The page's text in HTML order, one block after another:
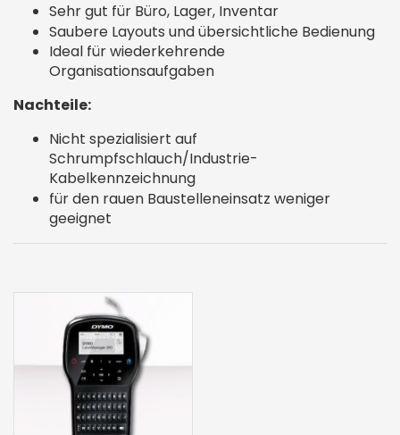
Sehr gut für Büro, Lager, Inventar
Saubere Layouts und übersichtliche Bedienung
Ideal für wiederkehrende
Organisationsaufgaben
Nachteile:
Nicht spezialisiert auf
Schrumpfschlauch/Industrie-
Kabelkennzeichnung
für den rauen Baustelleneinsatz weniger
geeignet